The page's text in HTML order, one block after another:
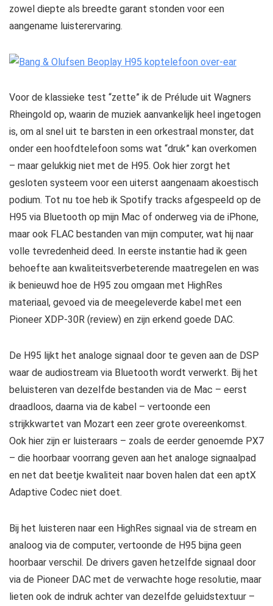
zowel diepte als breedte garant stonden voor een
aangename luisterervaring.
Voor de klassieke test “zette” ik de Prélude uit Wagners
Rheingold op, waarin de muziek aanvankelijk heel ingetogen
is, om al snel uit te barsten in een orkestraal monster, dat
onder een hoofdtelefoon soms wat “druk” kan overkomen
– maar gelukkig niet met de H95. Ook hier zorgt het
gesloten systeem voor een uiterst aangenaam akoestisch
podium. Tot nu toe heb ik Spotify tracks afgespeeld op de
H95 via Bluetooth op mijn Mac of onderweg via de iPhone,
maar ook FLAC bestanden van mijn computer, wat hij naar
volle tevredenheid deed. In eerste instantie had ik geen
behoefte aan kwaliteitsverbeterende maatregelen en was
ik benieuwd hoe de H95 zou omgaan met HighRes
materiaal, gevoed via de meegeleverde kabel met een
Pioneer XDP-30R (review) en zijn erkend goede DAC.
De H95 lijkt het analoge signaal door te geven aan de DSP
waar de audiostream via Bluetooth wordt verwerkt. Bij het
beluisteren van dezelfde bestanden via de Mac – eerst
draadloos, daarna via de kabel – vertoonde een
strijkkwartet van Mozart een zeer grote overeenkomst.
Ook hier zijn er luisteraars – zoals de eerder genoemde PX7
– die hoorbaar voorrang geven aan het analoge signaalpad
en net dat beetje kwaliteit naar boven halen dat een aptX
Adaptive Codec niet doet.
Bij het luisteren naar een HighRes signaal via de stream en
analoog via de computer, vertoonde de H95 bijna geen
hoorbaar verschil. De drivers gaven hetzelfde signaal door
via de Pioneer DAC met de verwachte hoge resolutie, maar
lieten ook de indruk achter van dezelfde geluidstextuur –